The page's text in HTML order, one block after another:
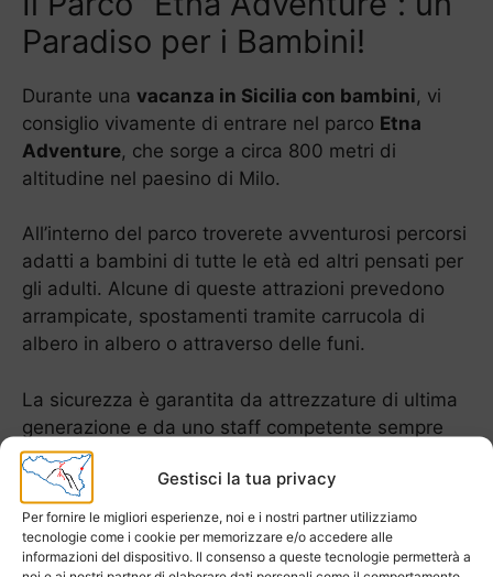
Gestisci la tua privacy
Per fornire le migliori esperienze, noi e i nostri partner utilizziamo
tecnologie come i cookie per memorizzare e/o accedere alle
informazioni del dispositivo. Il consenso a queste tecnologie permetterà a
Paradiso per i Bambini!
Durante una vacanza in Sicilia con bambini, vi
consiglio vivamente di entrare nel parco Etna
Adventure, che sorge a circa 800 metri di
altitudine nel paesino di Milo.
All’interno del parco troverete avventurosi percorsi
adatti a bambini di tutte le età ed altri pensati per
gli adulti. Alcune di queste attrazioni prevedono
arrampicate, spostamenti tramite carrucola di
albero in albero o attraverso delle funi.
La sicurezza è garantita da attrezzature di ultima
generazione e da uno staff competente sempre
disponibile. All’interno del parco troverete anche
locali di ristorazione ed una spaziosa area picnic
con possibilità di barbecue.